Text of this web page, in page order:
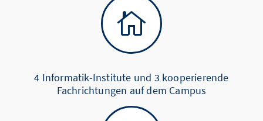

4 Informatik-Institute und 3 kooperierende
Fachrichtungen auf dem Campus